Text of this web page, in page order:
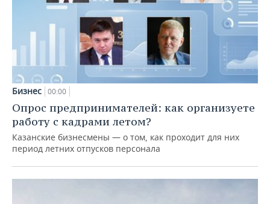
Бизнес 00:00
Опрос предпринимателей: как организуете
работу с кадрами летом?
Казанские бизнесмены — о том, как проходит для них
период летних отпусков персонала